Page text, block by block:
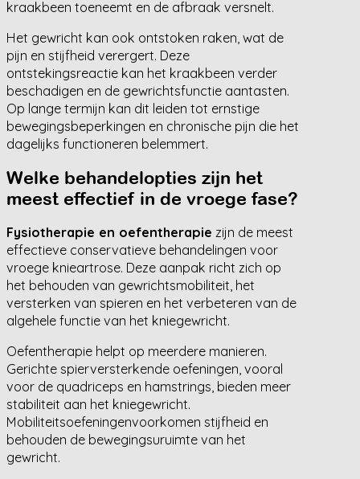
kraakbeen toeneemt en de afbraak versnelt.
Het gewricht kan ook ontstoken raken, wat de
pijn en stijfheid verergert. Deze
ontstekingsreactie kan het kraakbeen verder
beschadigen en de gewrichtsfunctie aantasten.
Op lange termijn kan dit leiden tot ernstige
bewegingsbeperkingen en chronische pijn die het
dagelijks functioneren belemmert.
Welke behandelopties zijn het
meest effectief in de vroege fase?
Fysiotherapie en oefentherapie zijn de meest
effectieve conservatieve behandelingen voor
vroege knieartrose. Deze aanpak richt zich op
het behouden van gewrichtsmobiliteit, het
versterken van spieren en het verbeteren van de
algehele functie van het kniegewricht.
Oefentherapie helpt op meerdere manieren.
Gerichte spierversterkende oefeningen, vooral
voor de quadriceps en hamstrings, bieden meer
stabiliteit aan het kniegewricht.
Mobiliteitsoefeningenvoorkomen stijfheid en
behouden de bewegingsuruimte van het
gewricht.